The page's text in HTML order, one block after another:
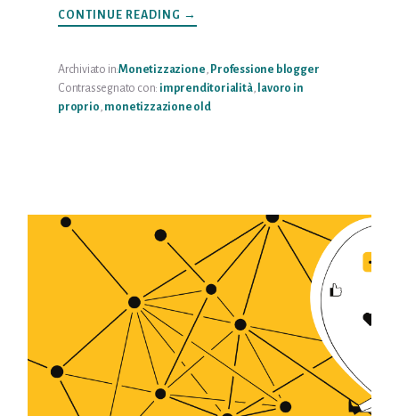
CONTINUE READING INFOGUADAGNARE
CON
→
Archiviato in:Monetizzazione Professione blogger
Contrassegnato con: imprenditorialità,
lavoro in
proprio monetizzazione old